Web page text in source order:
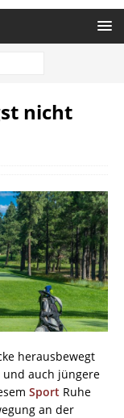
nicht
herausbewegt
auch jüngere
Sport Ruhe
an der